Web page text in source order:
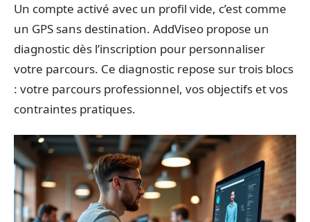
Un compte activé avec un profil vide, c’est comme
un GPS sans destination. AddViseo propose un
diagnostic dès l’inscription pour personnaliser
votre parcours. Ce diagnostic repose sur trois blocs
: votre parcours professionnel, vos objectifs et vos
contraintes pratiques.